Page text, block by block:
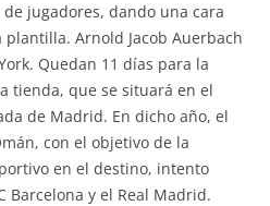
jugadores, dando una cara
Arnold Jacob Auerbach
Quedan 11 días para la
tienda, que se situará en el
de Madrid. En dicho año, el
con el objetivo de la
en el destino, intento
Barcelona y el Real Madrid.